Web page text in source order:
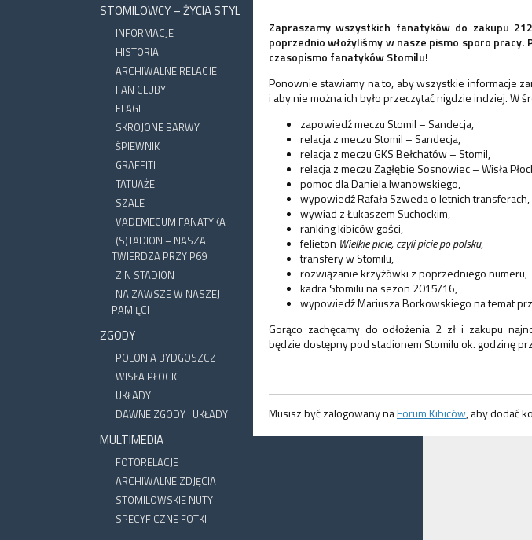
STOMILOWCY – ŻYCIA STYL
INFORMACJE
HISTORIA
ARCHIWALNE RELACJE
FAN CLUBY
FLAGI
SKROJONE BARWY
ŚPIEWNIK
GRAFFITI
TATUAŻE
SZALE
VADEMECUM FANATYKA
(S)TADION – NASZA
TWIERDZA PRZY P69
ZIN STADION
NA ZAWSZE W NASZEJ
PAMIĘCI
ZGODY
POLONIA BYDGOSZCZ
WISŁA PŁOCK
UKŁADY
DAWNE ZGODY I UKŁADY
MULTIMEDIA
FOTORELACJE
ARCHIWALNE ZDJĘCIA
STOMILOWSKIE NUTY
SPECYFICZNE FOTKI
Zapraszamy wszystkich fanatyków do zakupu
poprzednio włożyliśmy w nasze pismo sporo pracy.
czasopismo fanatyków Stomilu!
Ponownie stawiamy na to, aby wszystkie informacje
i aby nie można ich było przeczytać nigdzie indziej. W
zapowiedź meczu Stomil – Sandecja,
relacja z meczu Stomil – Sandecja,
relacja z meczu GKS Bełchatów – Stomil,
relacja z meczu Zagłębie Sosnowiec – Wisła
pomoc dla Daniela Iwanowskiego,
wypowiedź Rafała Szweda o letnich transferach,
wywiad z Łukaszem Suchockim,
ranking kibiców gości,
felieton Wielkie picie, czyli picie po polsku,
transfery w Stomilu,
rozwiązanie krzyżówki z poprzedniego numeru,
kadra Stomilu na sezon 2015/16,
wypowiedź Mariusza Borkowskiego na temat
Gorąco zachęcamy do odłożenia 2 zł i zakupu
będzie dostępny pod stadionem Stomilu ok. godzinę
Musisz być zalogowany naForum Kibiców, aby dodać